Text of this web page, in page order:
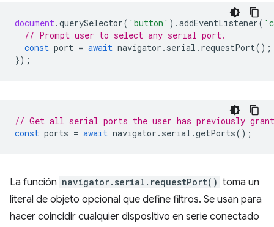
document.querySelector( 'button' ).addEventListener(
// Prompt user to select any serial port.
const port = await navigator . serial . requestPort();
});
// Get all serial ports the user has previously
const ports = await navigator . serial .getPorts();
La función navigator.serial.requestPort() toma un
literal de objeto opcional que define filtros. Se usan para
hacer coincidir cualquier dispositivo en serie conectado